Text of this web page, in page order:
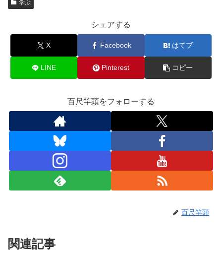
e
o
o
k
o
n
学ぶ
シェアする
X Facebook はてブ
LINE Pinterest コピー
百尺竿頭をフォローする
百尺竿頭
関連記事